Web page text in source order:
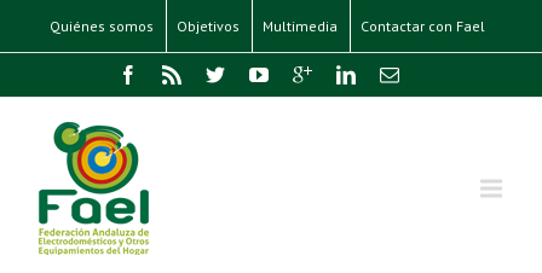
Quiénes somos Objetivos Multimedia Contactar con Fael